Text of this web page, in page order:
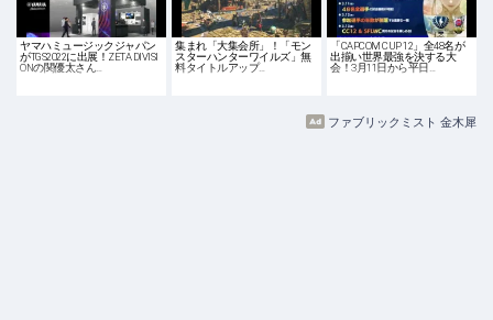
ヤマハミュージックジャパン
がTGS2022に出展！ZETA DIVISI
ONの関優太さん…
集まれ「大集会所」！「モン
スターハンターワイルズ」無
料タイトルアップ…
「CAPCOM CUP 12」全48名が
出揃い世界最強を決する大
会！3月11日から平日…
ファブリックミスト 金木犀